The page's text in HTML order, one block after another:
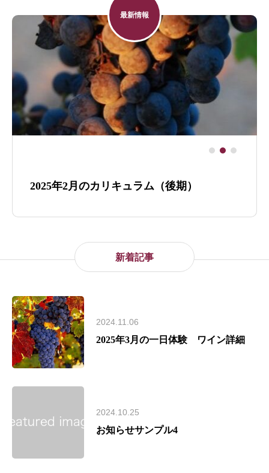
最新情報
2025年2月のカリキュラム（後期）
新着記事
2024.11.06
2025年3月の一日体験 ワイン詳細
2024.10.25
お知らせサンプル4